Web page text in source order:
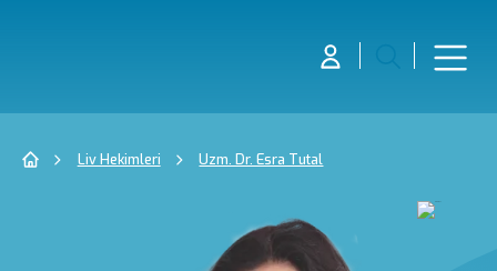
Liv Hekimleri Uzm. Dr. Esra Tutal